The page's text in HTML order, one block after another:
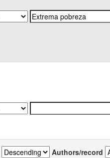
Authors/record